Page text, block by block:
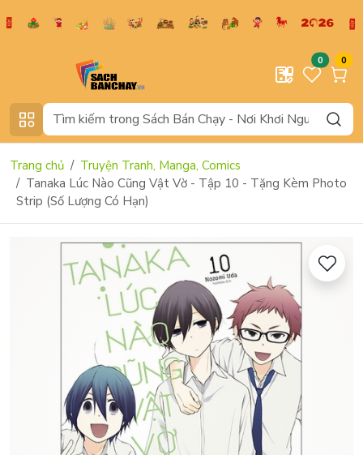
0 0
Trang chủ
Truyện Tranh, Manga, Comics
Tanaka Lúc Nào Cũng Vật Vờ - Tập 10 - Tặng Kèm Photo
Strip (Số Lượng Có Hạn)